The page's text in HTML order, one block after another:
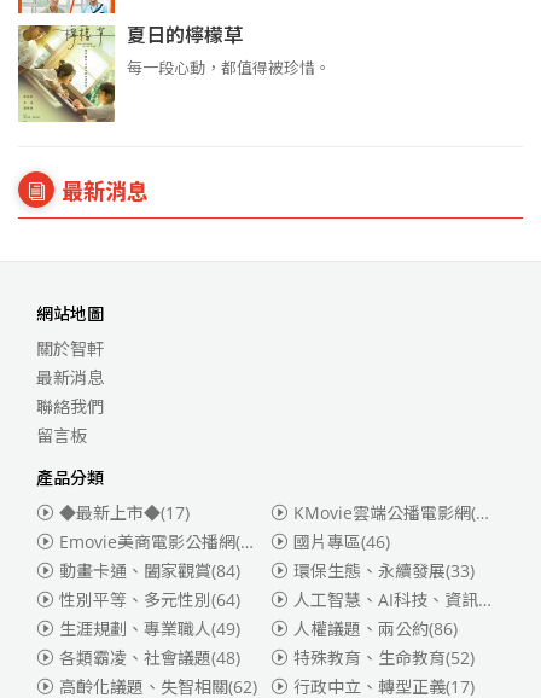
夏日的檸檬草
每一段心動，都值得被珍惜。
最新消息
網站地圖
關於智軒
最新消息
聯絡我們
留言板
產品分類
◆最新上市◆(17)
KMovie雲端公播電影網(迪士尼、福斯、索尼)
Emovie美商電影公播網(華納)
(186)
國片專區(46)
動畫卡通、闔家觀賞(84) 環保生態、永續發展(33)
性別平等、多元性別(64) 人工智慧、AI科技、資訊安全
生涯規劃、專業職人(49) 人權議題、兩公約(86)
各類霸凌、社會議題(48) 特殊教育、生命教育(52)
高齡化議題、失智相關(62) 行政中立、轉型正義(17)